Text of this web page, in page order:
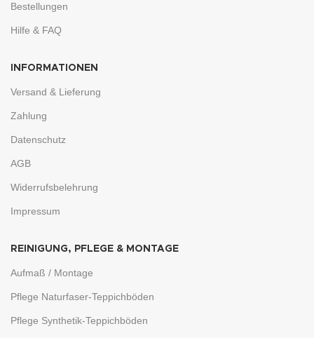
Bestellungen
Hilfe & FAQ
INFORMATIONEN
Versand & Lieferung
Zahlung
Datenschutz
AGB
Widerrufsbelehrung
Impressum
REINIGUNG, PFLEGE & MONTAGE
Aufmaß / Montage
Pflege Naturfaser-Teppichböden
Pflege Synthetik-Teppichböden